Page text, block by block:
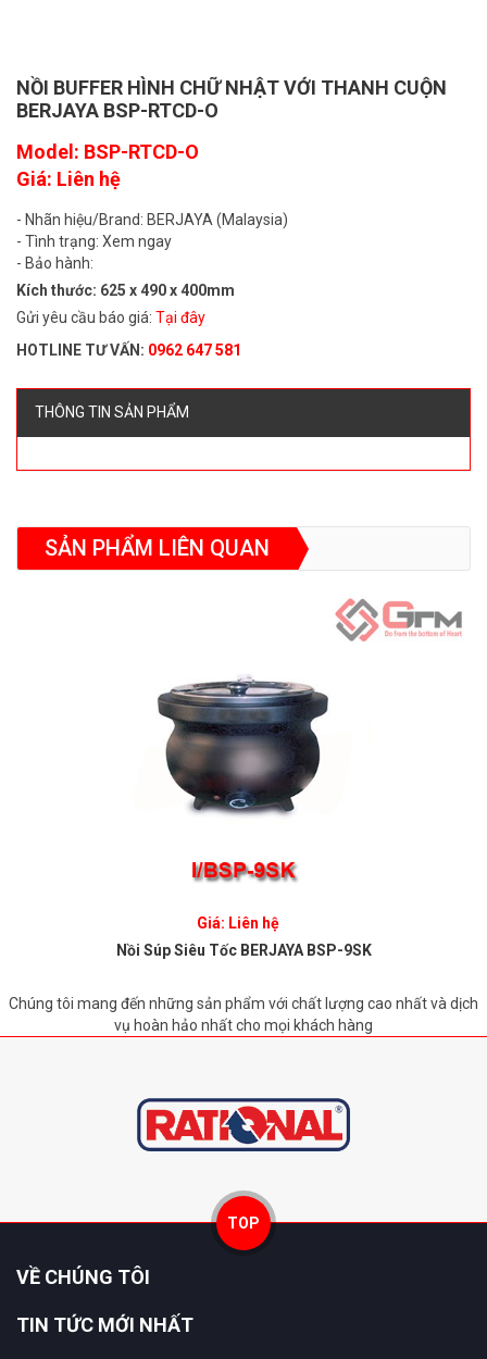
NỒI BUFFER HÌNH CHỮ NHẬT VỚI THANH CUỘN
BERJAYA BSP-RTCD-O
Model: BSP-RTCD-O
Giá: Liên hệ
- Nhãn hiệu/Brand: BERJAYA (Malaysia)
- Tình trạng: Xem ngay
- Bảo hành:
Kích thước: 625 x 490 x 400mm
Gửi yêu cầu báo giá: Tại đây
HOTLINE TƯ VẤN: 0962 647 581
THÔNG TIN SẢN PHẨM
SẢN PHẨM LIÊN QUAN
Giá: Liên hệ
Nồi Súp Siêu Tốc BERJAYA BSP-9SK
Chúng tôi mang đến những sản phẩm với chất lượng cao nhất và dịch
vụ hoàn hảo nhất cho mọi khách hàng
TOP
VỀ CHÚNG TÔI
TIN TỨC MỚI NHẤT